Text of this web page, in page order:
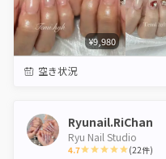
¥9,980
空き状況
Ryunail.RiChan
Ryu Nail Studio
4.7 (22件)